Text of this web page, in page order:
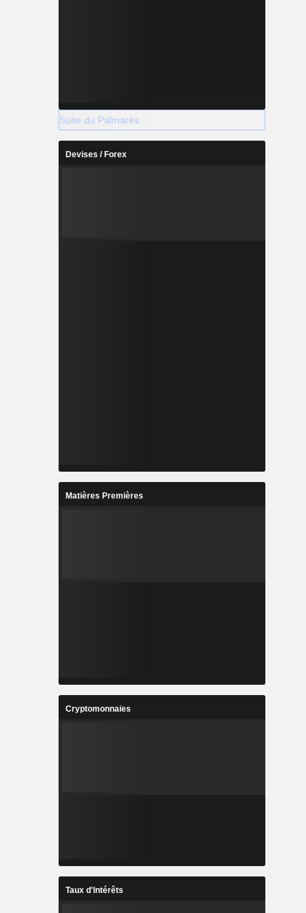
Suite du Palmarès
Devises / Forex
Matières Premières
Cryptomonnaies
Taux d'Intérêts